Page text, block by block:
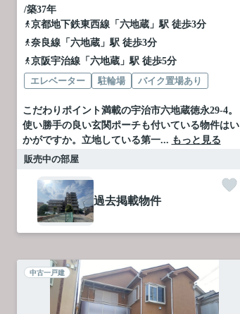
/築37年
京都地下鉄東西線「 六地蔵」駅 徒歩3分
奈良線「 六地蔵」駅 徒歩3分
京阪宇治線「 六地蔵」駅 徒歩5分
エレベーター
駐輪場 バイク置場あり
こだわりポイント満載の宇治市六地蔵徳永29-4。
使い勝手の良い玄関ポーチも付いている物件はい
かがですか。立地している第一... もっと見る
販売中の部屋
過去掲載物件
中古一戸建